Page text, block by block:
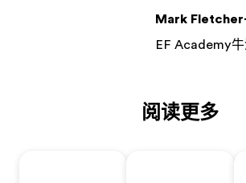
Mark
EF Academy
阅读更多